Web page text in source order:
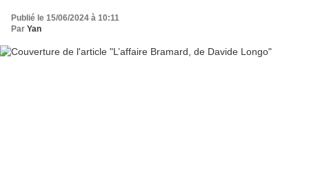
Publié le 15/06/2024 à 10:11
Par Yan